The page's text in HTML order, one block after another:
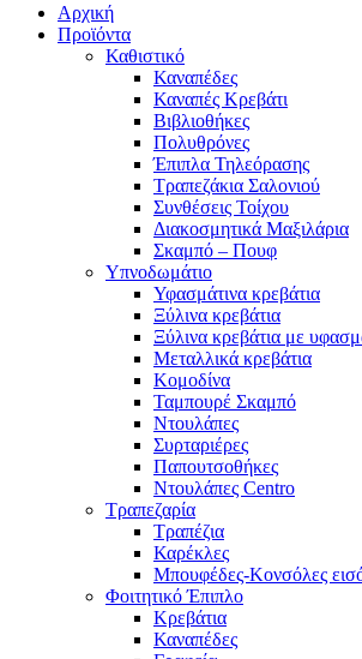
Αρχική
Προϊόντα
Καθιστικό
Καναπέδες
Καναπές Κρεβάτι
Βιβλιοθήκες
Πολυθρόνες
Έπιπλα Τηλεόρασης
Τραπεζάκια Σαλονιού
Συνθέσεις Τοίχου
Διακοσμητικά Μαξιλάρια
Σκαμπό – Πουφ
Υπνοδωμάτιο
Υφασμάτινα κρεβάτια
Ξύλινα κρεβάτια
Ξύλινα κρεβάτια με
Mεταλλικά κρεβάτια
Κομοδίνα
Ταμπουρέ Σκαμπό
Ντουλάπες
Συρταριέρες
Παπουτσοθήκες
Ντουλάπες Centro
Τραπεζαρία
Τραπέζια
Καρέκλες
Μπουφέδες-Κονσόλες
Φοιτητικό Έπιπλο
Κρεβάτια
Καναπέδες